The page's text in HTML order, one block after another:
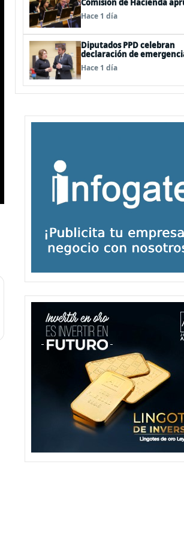
Comisión de Hacienda
vetos a la Megarreforma
Hace 1 día
Diputados PPD celebran
declaración de
agrícola a La Araucanía y
agilizar ayudas económicas
Hace 1 día